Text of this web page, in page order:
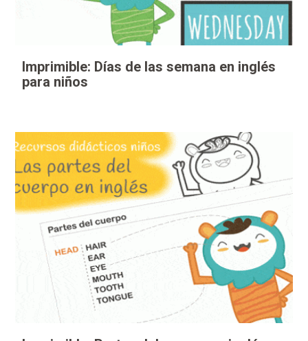
Imprimible: Días de las semana en inglés
para niños